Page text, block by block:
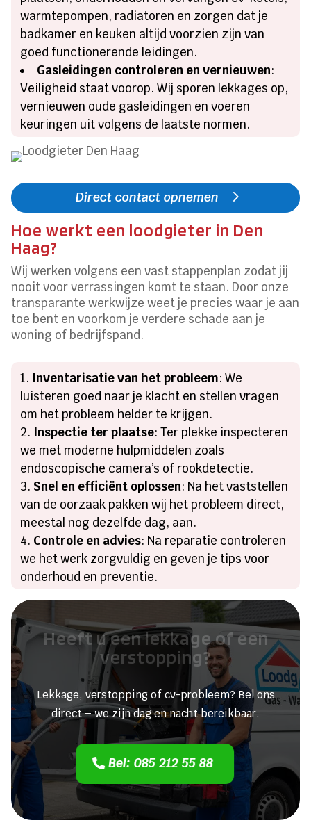
warmtepompen, radiatoren en zorgen dat je
badkamer en keuken altijd voorzien zijn van
goed functionerende leidingen.
Gasleidingen controleren en vernieuwen:
Veiligheid staat voorop. Wij sporen lekkages op,
vernieuwen oude gasleidingen en voeren
keuringen uit volgens de laatste normen.
Direct contact opnemen
Hoe werkt een loodgieter in Den
Haag?
Wij werken volgens een vast stappenplan zodat jij
nooit voor verrassingen komt te staan. Door onze
transparante werkwijze weet je precies waar je aan
toe bent en voorkom je verdere schade aan je
woning of bedrijfspand.
Inventarisatie van het probleem: We
luisteren goed naar je klacht en stellen vragen
om het probleem helder te krijgen.
Inspectie ter plaatse: Ter plekke inspecteren
we met moderne hulpmiddelen zoals
endoscopische camera’s of rookdetectie.
Snel en efficiënt oplossen: Na het vaststellen
van de oorzaak pakken wij het probleem direct,
meestal nog dezelfde dag, aan.
Controle en advies: Na reparatie controleren
we het werk zorgvuldig en geven je tips voor
onderhoud en preventie.
Heeft u een lekkage of een
verstopping?
Lekkage, verstopping of cv-probleem? Bel ons
direct – we zijn dag en nacht bereikbaar.
Bel: 085 212 55 88